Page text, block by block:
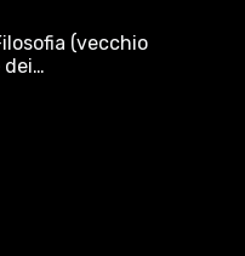
(vecchio
dei…